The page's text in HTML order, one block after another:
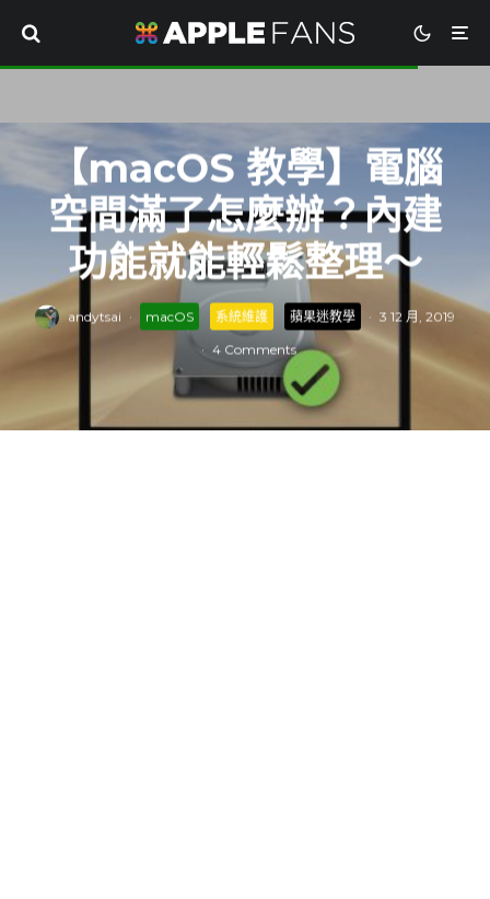
【macOS 教學】電腦
空間滿了怎麼辦？內建
功能就能輕鬆整理～
andytsai · macOS 系統維護 蘋果迷教學 · 3 12 月, 2019
· 4 Comments